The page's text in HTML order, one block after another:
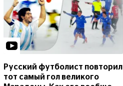
Русский футболист повторил
тот самый гол великого